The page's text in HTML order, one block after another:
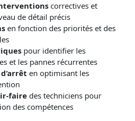
correctives et
de détail précis
en fonction des priorités et des
pour identifier les
et les pannes récurrentes
en optimisant les
faire des techniciens pour
des compétences